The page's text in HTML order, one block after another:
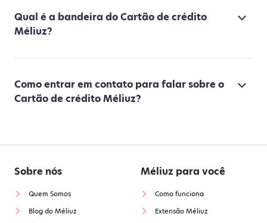
Qual é a bandeira do Cartão de crédito
Méliuz?
Como entrar em contato para falar sobre o
Cartão de crédito Méliuz?
Sobre nós
Quem Somos
Blog do Méliuz
Méliuz para você
Como funciona
Extensão Méliuz